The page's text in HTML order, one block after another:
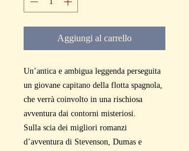
Aggiungi al carrello
Un’antica e ambigua leggenda perseguita
un giovane capitano della flotta spagnola,
che verrà coinvolto in una rischiosa
avventura dai contorni misteriosi.
Sulla scia dei migliori romanzi
d’avventura di Stevenson, Dumas e